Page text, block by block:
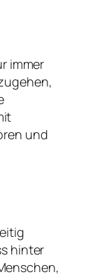
immer
und
hinter